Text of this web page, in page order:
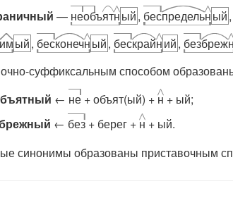
— необъятный, беспредельный,
имый, бесконечный, бескрайний, безбреж
суффиксальным способом
← не+ объят(ый) +н+ ый;
← без+ берег +н+ ый.
синонимы образованы приставочным